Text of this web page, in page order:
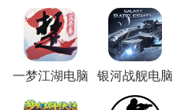
一梦江湖电脑
银河战舰电脑
版